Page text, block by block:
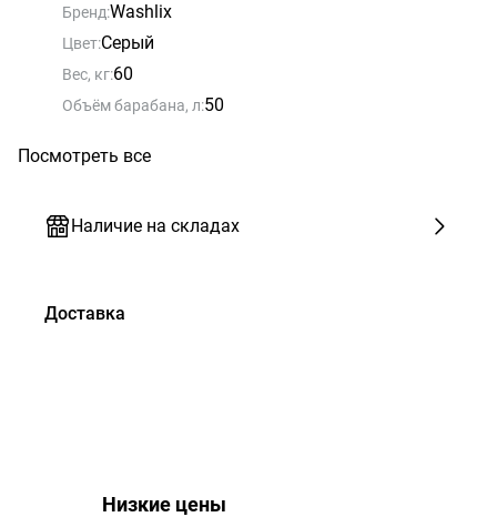
Бренд:Washlix
Цвет:Серый
Вес, кг:60
Объём барабана, л:50
Посмотреть все
Наличие на складах
Доставка
Низкие цены